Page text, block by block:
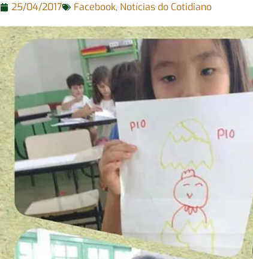
25/04/2017 Facebook, Notícias do Cotidiano